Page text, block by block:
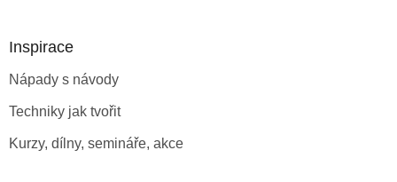
Inspirace
Nápady s návody
Techniky jak tvořit
Kurzy, dílny, semináře, akce